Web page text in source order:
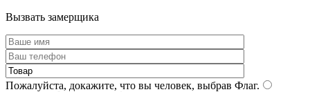
Вызвать замерщика
Пожалуйста, докажите, что вы человек, выбрав Флаг.